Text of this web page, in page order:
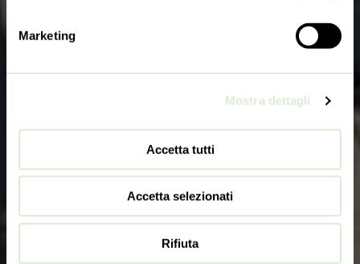
Marketing
Mostra dettagli
Accetta tutti
Accetta selezionati
Rifiuta